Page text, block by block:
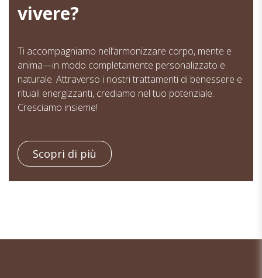
vivere?
Ti accompagniamo nell’armonizzare corpo, mente e
anima—in modo completamente personalizzato e
naturale. Attraverso i nostri trattamenti di benessere e
rituali energizzanti, crediamo nel tuo potenziale.
Cresciamo insieme!
Scopri di più